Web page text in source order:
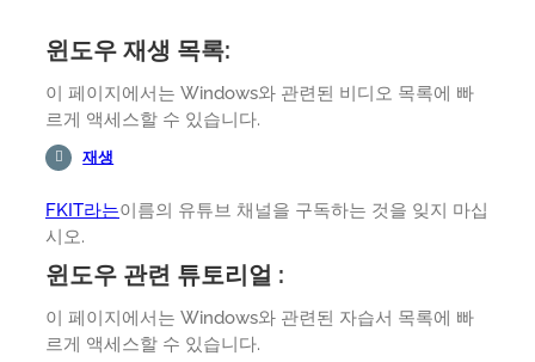
윈도우 재생 목록:
이 페이지에서는 Windows와 관련된 비디오 목록에 빠
르게 액세스할 수 있습니다.
재생
FKIT라는이름의 유튜브 채널을 구독하는 것을 잊지 마십
시오.
윈도우 관련 튜토리얼 :
이 페이지에서는 Windows와 관련된 자습서 목록에 빠
르게 액세스할 수 있습니다.